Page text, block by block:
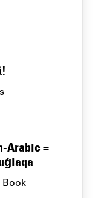
Arabic =
Book